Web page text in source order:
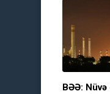
BƏƏ: Nüvə